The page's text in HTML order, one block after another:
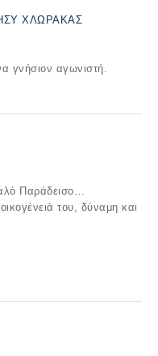
ΧΛΩΡΑΚΑΣ
γνήσιον αγωνιστή.
Παράδεισο…
του, δύναμη και